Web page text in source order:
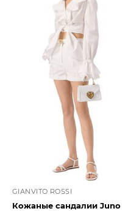
GIANVITO ROSSI
Кожаные сандалии Juno